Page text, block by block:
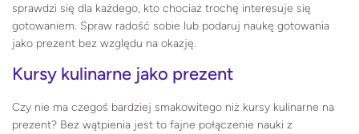
sprawdzi się dla każdego, kto chociaż trochę interesuje się
gotowaniem. Spraw radość sobie lub podaruj naukę gotowania
jako prezent bez względu na okazję.
Kursy kulinarne jako prezent
Czy nie ma czegoś bardziej smakowitego niż kursy kulinarne na
prezent? Bez wątpienia jest to fajne połączenie nauki z